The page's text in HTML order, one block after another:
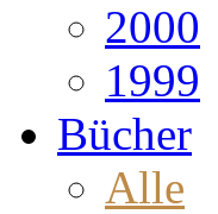
2000
1999
Bücher
Alle